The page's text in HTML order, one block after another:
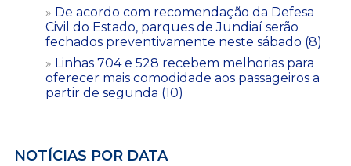
De acordo com recomendação da Defesa
Civil do Estado, parques de Jundiaí serão
fechados preventivamente neste sábado (8)
Linhas 704 e 528 recebem melhorias para
oferecer mais comodidade aos passageiros a
partir de segunda (10)
NOTÍCIAS POR DATA